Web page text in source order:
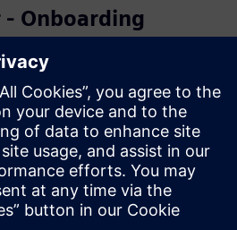
- Onboarding
is a one-time fee for the initial
as well as for the
solution. The Onboarding
only in combination with the